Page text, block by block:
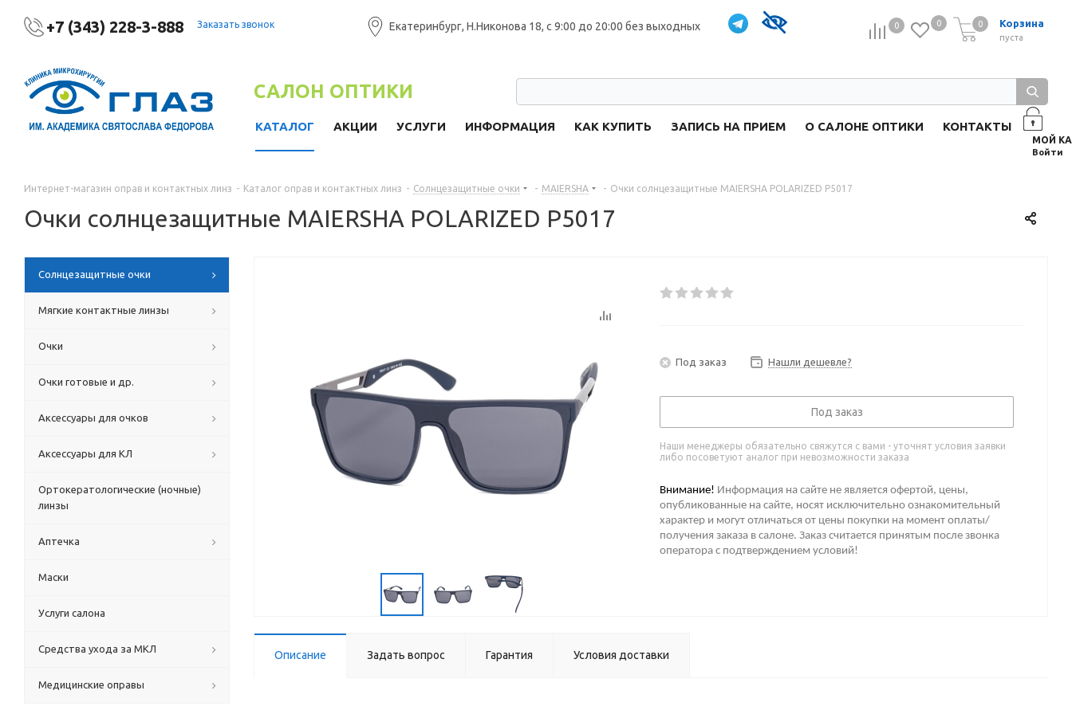
+7 (343) 228-3-888 Заказать звонок Екатеринбург, Н.Никонова 18, с 9:00 до 20:00 без выходных 0 0 Корзина
0
пуста
0
САЛОН ОПТИКИ
КАТАЛОГ АКЦИИ УСЛУГИ ИНФОРМАЦИЯ КАК КУПИТЬ ЗАПИСЬ НА ПРИЕМ О САЛОНЕ ОПТИКИ КОНТАКТЫ
Войти
Интернет-магазин оправ и контактных линз - Каталог оправ и контактных линз - Солнцезащитные очки - MAIERSHA - Очки солнцезащитные MAIERSHA POLARIZED P5017
Очки солнцезащитные MAIERSHA POLARIZED P5017
Под заказ Нашли дешевле?
Под заказ
Наши менеджеры обязательно свяжутся с вами - уточнят условия заявки
либо посоветуют аналог при невозможности заказа
Внимание! Информация на сайте не является офертой, цены,
опубликованные на сайте, носят исключительно ознакомительный
характер и могут отличаться от цены покупки на момент оплаты/
получения заказа в салоне. Заказ считается принятым после звонка
оператора с подтверждением условий!
Описание Задать вопрос Гарантия Условия доставки
Солнцезащитные очки
Мягкие контактные линзы
Очки
Очки готовые и др.
Аксессуары для очков
Аксессуары для КЛ
Ортокератологические (ночные)
линзы
Аптечка
Маски
Услуги салона
Средства ухода за МКЛ
Медицинские оправы